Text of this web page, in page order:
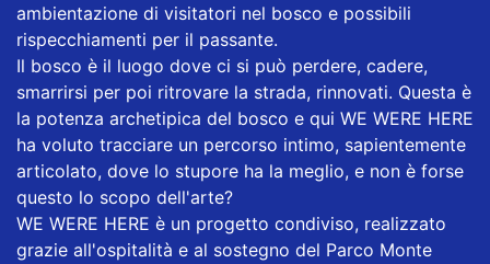
ambientazione di visitatori nel bosco e possibili
rispecchiamenti per il passante.
Il bosco è il luogo dove ci si può perdere, cadere,
smarrirsi per poi ritrovare la strada, rinnovati. Questa è
la potenza archetipica del bosco e qui WE WERE HERE
ha voluto tracciare un percorso intimo, sapientemente
articolato, dove lo stupore ha la meglio, e non è forse
questo lo scopo dell'arte?
WE WERE HERE è un progetto condiviso, realizzato
grazie all'ospitalità e al sostegno del Parco Monte